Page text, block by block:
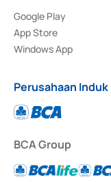
Google Play
App Store
Windows App
Perusahaan Induk
BCA Group